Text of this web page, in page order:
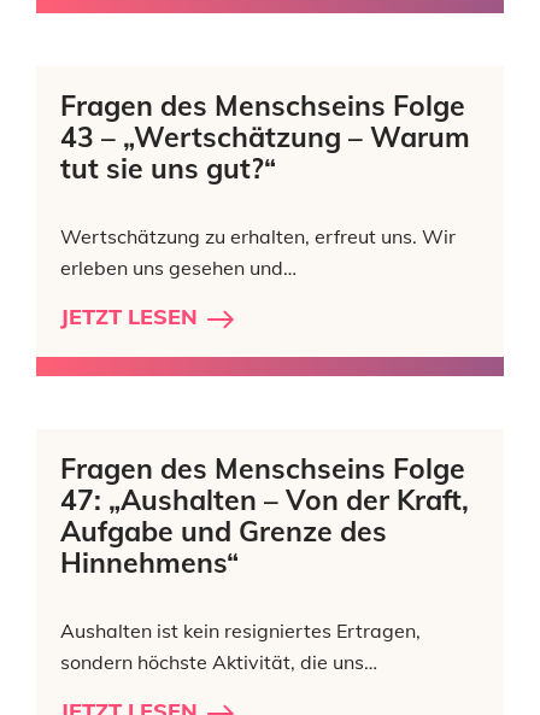
Fragen des Menschseins Folge
43 – „Wertschätzung – Warum
tut sie uns gut?“
Wertschätzung zu erhalten, erfreut uns. Wir
erleben uns gesehen und…
JETZT LESEN
Fragen des Menschseins Folge
47: „Aushalten – Von der Kraft,
Aufgabe und Grenze des
Hinnehmens“
Aushalten ist kein resigniertes Ertragen,
sondern höchste Aktivität, die uns…